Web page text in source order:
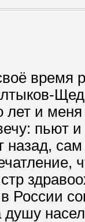
время
лет и
пьют
назад,
России
душу